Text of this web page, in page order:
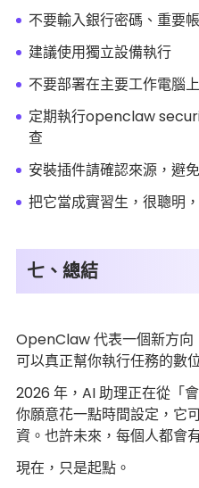
不要輸入銀行密碼、重要
建議使用獨立設備執行
不要部署在主要工作電腦上
定期執行openclaw
查
安裝插件請確認來源，避
把它當成實習生，很聰明
七、總結
OpenClaw 代表一個新方向
可以真正幫你執行任務的數
2026 年，AI 助理正在從「
你願意花一點時間設定，它
資。也許未來，每個人都會
現在，只是起點。